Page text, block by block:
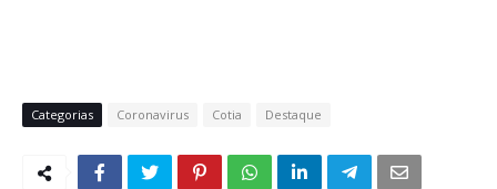
Categorias Coronavirus Cotia Destaque